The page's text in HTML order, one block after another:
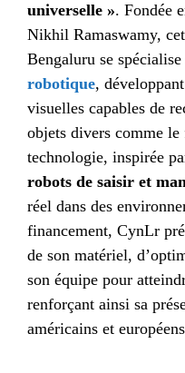
universelle ». Fondée
Nikhil Ramaswamy,
Bengaluru se
robotique,
visuelles capables de
objets divers comme
technologie, inspirée
robots de saisir et
réel dans des
financement, CynLr
de son matériel,
son équipe pour
renforçant ainsi sa
américains et